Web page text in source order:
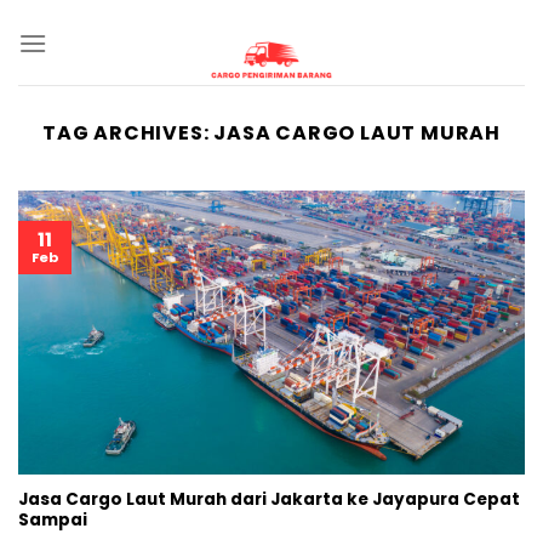
TAG ARCHIVES: JASA CARGO LAUT MURAH
Jasa Cargo Laut Murah dari Jakarta ke Jayapura Cepat
Sampai
11
Feb